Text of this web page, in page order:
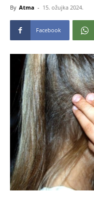
By Atma - 15. ožujka 2024.
Facebook